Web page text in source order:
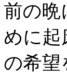
前の晩
めに起
の希望